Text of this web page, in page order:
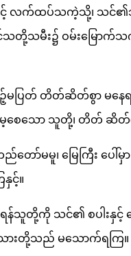
လက်ထပ်သကဲ့သို့၊ သင်၏သ
တို့သမီး၌ ဝမ်းမြောက်
ပြတ် တိတ်ဆိတ်စွာ မနေရ
စေသော သူတို့၊ တိတ် ဆိတ်စွ
မမူ၊ မြေကြီး ပေါ်မှာ
င့်။
သူတို့ကို သင်၏ စပါးနှင့်
ားတို့သည် မသောက်ရကြ။